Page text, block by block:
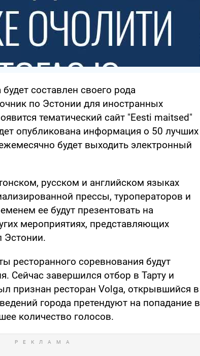
составлен своего рода
по Эстонии для иностранных
тематический сайт "Eesti maitsed"
опубликована информация о 50 лучших
будет выходить электронный
русском и английском языках
прессы, туроператоров и
ее будут презентовать на
мероприятиях, представляющих
Эстонии.
ресторанного соревнования будут
Сейчас завершился отбор в Тарту и
признан ресторан Volga, открывшийся в
города претендуют на попадание в
количество голосов.